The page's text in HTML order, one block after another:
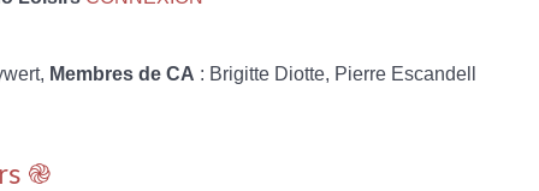
Membres de CA : Brigitte Diotte, Pierre Escandell
֎